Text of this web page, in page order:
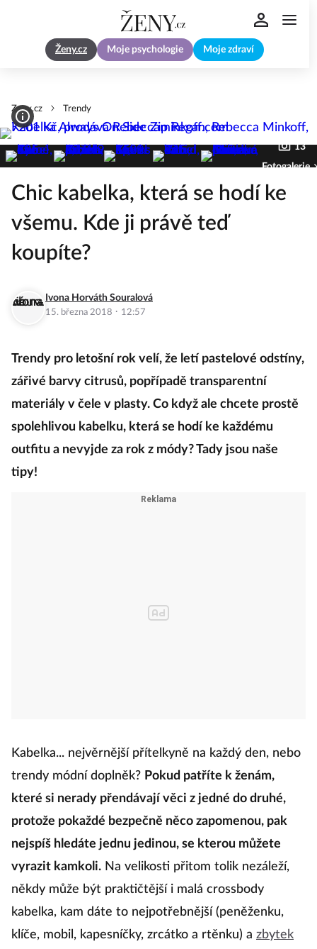
Ženy.cz Moje psychologie Moje zdraví
Zeny.cz Trendy
13
Fotogalerie
Chic kabelka, která se hodí ke
všemu. Kde ji právě teď
koupíte?
Ivona Horváth Souralová
15. března 2018 · 12:57
Trendy pro letošní rok velí, že letí pastelové odstíny,
zářivé barvy citrusů, popřípadě transparentní
materiály v čele v plasty. Co když ale chcete prostě
spolehlivou kabelku, která se hodí ke každému
outfitu a nevyjde za rok z módy? Tady jsou naše
tipy!
Kabelka... nejvěrnější přítelkyně na každý den, nebo
trendy módní doplněk? Pokud patříte k ženám,
které si nerady přendávají věci z jedné do druhé,
protože pokaždé bezpečně něco zapomenou, pak
nejspíš hledáte jednu jedinou, se kterou můžete
vyrazit kamkoli. Na velikosti přitom tolik nezáleží,
někdy může být praktičtější i malá crossbody
kabelka, kam dáte to nejpotřebnější (peněženku,
klíče, mobil, kapesníčky, zrcátko a rtěnku) a zbytek